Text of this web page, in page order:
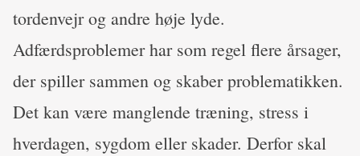
tordenvejr og andre høje lyde.
Adfærdsproblemer har som regel flere årsager,
der spiller sammen og skaber problematikken.
Det kan være manglende træning, stress i
hverdagen, sygdom eller skader. Derfor skal